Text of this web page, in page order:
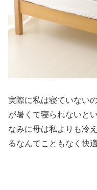
実際に私は寝ていない
が暑くて寝られないと
なみに母は私よりも冷
るなんてこともなく快